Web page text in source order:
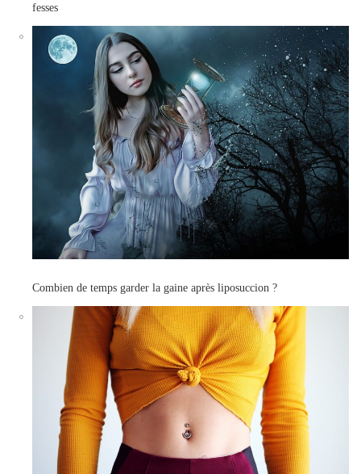
fesses
Combien de temps garder la gaine après liposuccion ?